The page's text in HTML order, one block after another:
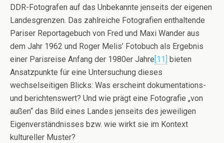
DDR-Fotografen auf das Unbekannte jenseits der eigenen
Landesgrenzen. Das zahlreiche Fotografien enthaltende
Pariser Reportagebuch von Fred und Maxi Wander aus
dem Jahr 1962 und Roger Melis’ Fotobuch als Ergebnis
einer Parisreise Anfang der 1980er Jahre [11]
bieten
Ansatzpunkte für eine Untersuchung dieses
wechselseitigen Blicks: Was erscheint dokumentations-
und berichtenswert? Und wie prägt eine Fotografie „von
außen“ das Bild eines Landes jenseits des jeweiligen
Eigenverständnisses bzw. wie wirkt sie im Kontext
kultureller Muster?